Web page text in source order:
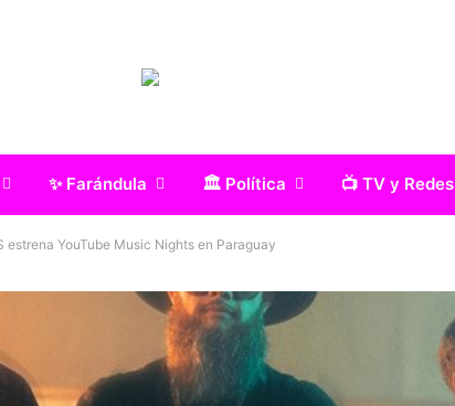
✨ Farándula 🏛️ Política 📺 TV y Redes
estrena YouTube Music Nights en Paraguay